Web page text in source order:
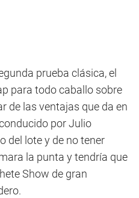
prueba clásica, el
para todo caballo sobre
de las ventajas que da en
por Julio
del lote y de no tener
la punta y tendría que
Show de gran